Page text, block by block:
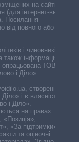
на сайті,
(для інтернет-видань
Посилання
від повного або
і чиновників,
інформація про
опрацьована ТОВ «ІА
і Діло».
створені ГО
і є власністю
і Діло».
на правах
«За підтримки».
та оціночні